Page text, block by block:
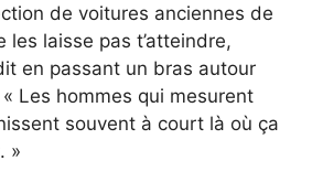
de voitures anciennes de
les laisse pas t’atteindre,
en passant un bras autour
Les hommes qui mesurent
souvent à court là où ça
»